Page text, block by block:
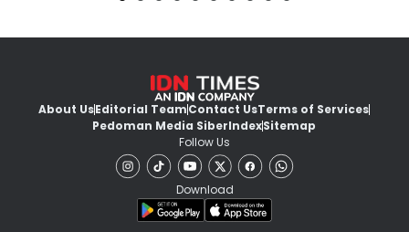
About UsEditorial TeamContact UsTerms of Services
Pedoman Media SiberIndexSitemap
Follow Us
Download